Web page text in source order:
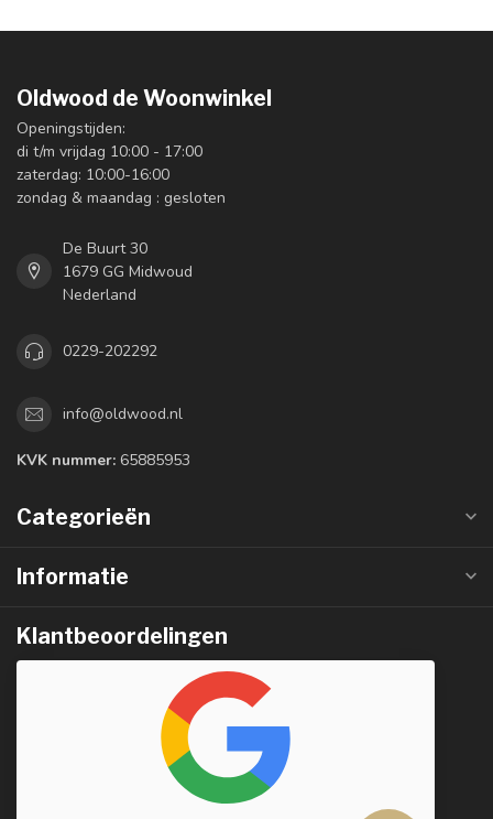
Oldwood de Woonwinkel
Openingstijden:
di t/m vrijdag 10:00 - 17:00
zaterdag: 10:00-16:00
zondag & maandag : gesloten
De Buurt 30
1679 GG Midwoud
Nederland
0229-202292
info@oldwood.nl
KVK nummer: 65885953
Categorieën
Informatie
Klantbeoordelingen